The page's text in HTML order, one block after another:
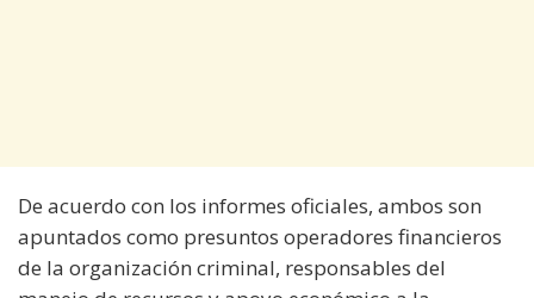
De acuerdo con los informes oficiales, ambos son
apuntados como presuntos operadores financieros
de la organización criminal, responsables del